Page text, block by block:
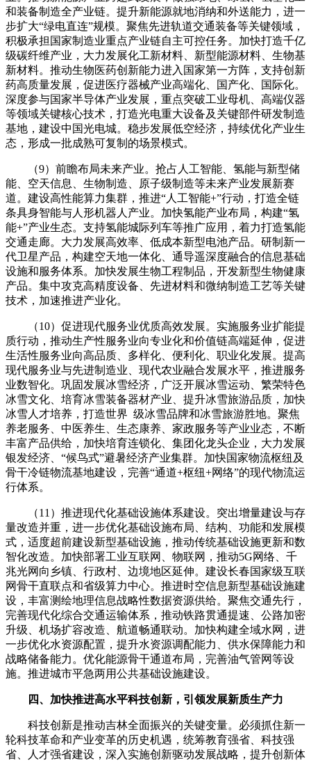
和装备制造全产业链。提升新能源就地消纳和外送能力，进一
步扩大“绿电直连”规模。聚焦先进轨道交通装备等关键领域，
积极承担国家制造业重点产业链自主可控任务。加快打造千亿
级碳纤维产业，大力发展化工新材料、新型能源材料、生物基
新材料。推动生物医药创新能力进入国家第一方阵，支持创新
药高质量发展，促进医疗器械产业高端化、国产化、国际化。
深度参与国家半导体产业发展，重点突破工业母机、高端仪器
等领域关键核心技术，打造光电重大设备及关键部件研发制造
基地，建设中国光电城。稳步发展低空经济，持续优化产业生
态，形成一批成熟可复制的场景模式。
（9）前瞻布局未来产业。抢占人工智能、氢能与新型储
能、空天信息、生物制造、原子级制造等未来产业发展新赛
道。建设高性能算力集群，推进“人工智能+”行动，打造全链
条具身智能与人形机器人产业。加快氢能产业布局，构建“氢
能+”产业生态。支持氢能城际列车等推广应用，着力打造氢能
交通走廊。大力发展高效率、低成本新型电池产品。研制新一
代卫星产品，构建空天地一体化、通导遥深度融合的信息基础
设施和服务体系。加快发展生物工程制品，开发新型生物健康
产品。集中攻克高精度设备、先进材料和微纳制造工艺等关键
技术，加速推进产业化。
（10）促进现代服务业优质高效发展。实施服务业扩能提
质行动，推动生产性服务业向专业化和价值链高端延伸，促进
生活性服务业向高品质、多样化、便利化、职业化发展。提高
现代服务业与先进制造业、现代农业融合发展水平，推进服务
业数智化。巩固发展冰雪经济，广泛开展冰雪运动、繁荣特色
冰雪文化、培育冰雪装备器材产业、提升冰雪旅游品质，加快
冰雪人才培养，打造世界 级冰雪品牌和冰雪旅游胜地。聚焦
养老服务、中医养生、生态康养、家政服务等产业业态，不断
丰富产品供给，加快培育连锁化、集团化龙头企业，大力发展
银发经济、“候鸟式”避暑经济产业集群。加快国家物流枢纽及
骨干冷链物流基地建设，完善“通道+枢纽+网络”的现代物流运
行体系。
（11）推进现代化基础设施体系建设。突出增量建设与存
量改造并重，进一步优化基础设施布局、结构、功能和发展模
式，适度超前建设新型基础设施，推动传统基础设施更新和数
智化改造。加快部署工业互联网、物联网，推动5G网络、千
兆光网向乡镇、行政村、边境地区延伸。建设长春国家级互联
网骨干直联点和省级算力中心。推进时空信息新型基础设施建
设，丰富测绘地理信息战略性数据资源供给。聚焦交通先行，
完善现代化综合交通运输体系，推动铁路贯通提速、公路加密
升级、机场扩容改造、航道畅通联动。加快构建全域水网，进
一步优化水资源配置，提升水资源调配能力、供水保障能力和
战略储备能力。优化能源骨干通道布局，完善油气管网等设
施。推进城市平急两用公共基础设施建设。
四、加快推进高水平科技创新，引领发展新质生产力
科技创新是推动吉林全面振兴的关键变量。必须抓住新一
轮科技革命和产业变革的历史机遇，统筹教育强省、科技强
省、人才强省建设，深入实施创新驱动发展战略，提升创新体